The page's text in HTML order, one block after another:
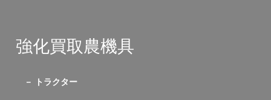
強化買取農機具
トラクター